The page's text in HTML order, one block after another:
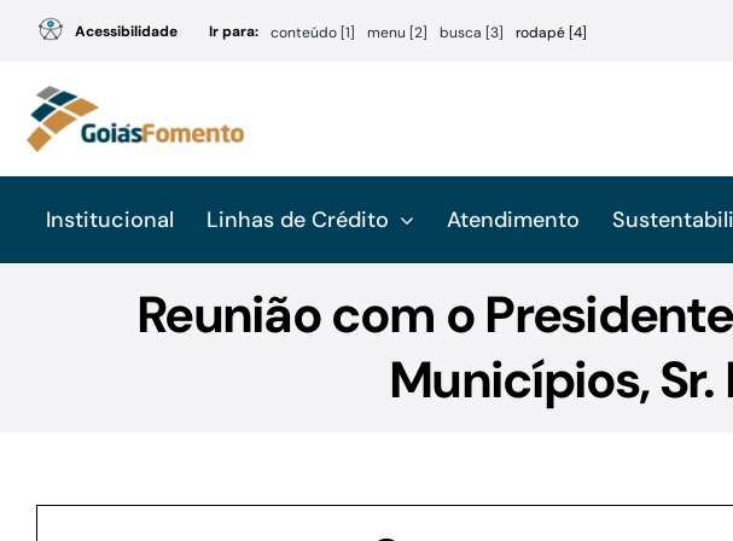
conteúdo
Acessibilidade Ir para: conteúdo [1] menu [2] busca [3] rodapé [4]
Institucional Linhas de Crédito Atendimento
Reunião com o
Municípios,